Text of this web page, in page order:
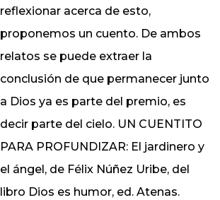
reflexionar acerca de esto,
proponemos un cuento. De ambos
relatos se puede extraer la
conclusión de que permanecer junto
a Dios ya es parte del premio, es
decir parte del cielo. UN CUENTITO
PARA PROFUNDIZAR: El jardinero y
el ángel, de Félix Núñez Uribe, del
libro Dios es humor, ed. Atenas.